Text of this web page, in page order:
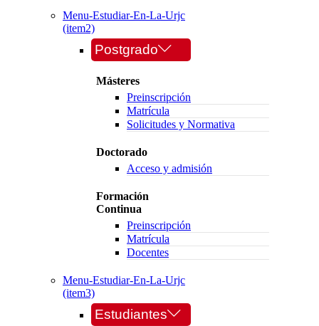
Menu-Estudiar-En-La-Urjc
(item2)
Postgrado
Másteres
Preinscripción
Matrícula
Solicitudes y Normativa
Doctorado
Acceso y admisión
Formación
Continua
Preinscripción
Matrícula
Docentes
Menu-Estudiar-En-La-Urjc
(item3)
Estudiantes